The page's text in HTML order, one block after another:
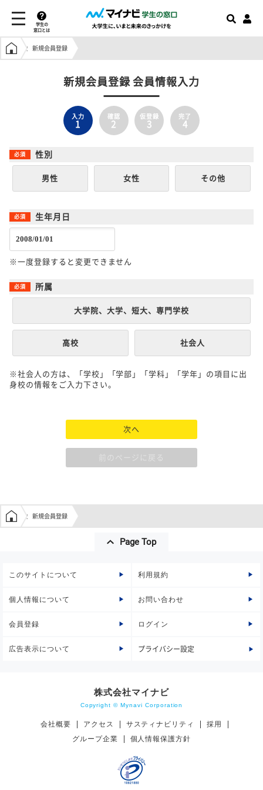
学生の
窓口とは
学生の窓口トップ
新規会員登録
新規会員登録 会員情報入力
入力
1
確認
2
仮登録
3
完了
4
性別
男性 女性 その他
生年月日
※一度登録すると変更できません
所属
大学院、大学、短大、専門学校
高校 社会人
※社会人の方は、「学校」「学部」「学科」「学年」の項目に出
身校の情報をご入力下さい。
次へ
前のページに戻る
学生の窓口トップ
新規会員登録
Page Top
このサイトについて 利用規約
個人情報について お問い合わせ
会員登録 ログイン
広告表示について プライバシー設定
株式会社マイナビ
Copyright © Mynavi Corporation
会社概要 アクセス サスティナビリティ
採用
グループ企業
個人情報保護方針